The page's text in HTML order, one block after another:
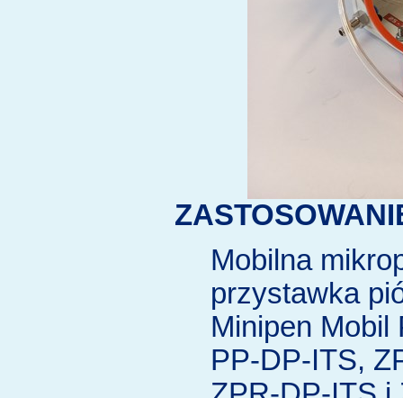
Mobilna
przystawka
Minipen Mobil
PP-DP-ITS,